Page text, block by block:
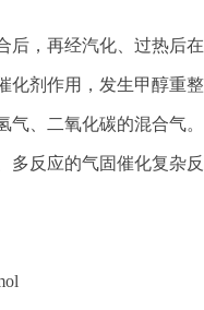
，再经汽化、过热后在
化剂作用，发生甲醇重整
、二氧化碳的混合气。
反应的气固催化复杂反